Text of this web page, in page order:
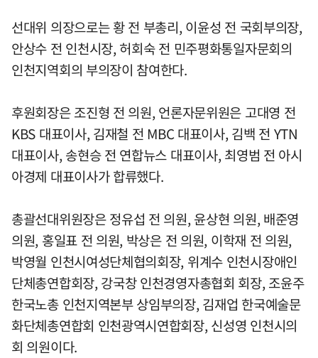
선대위 의장으로는 황 전 부총리, 이윤성 전 국회부의장,
안상수 전 인천시장, 허회숙 전 민주평화통일자문회의
인천지역회의 부의장이 참여한다.
후원회장은 조진형 전 의원, 언론자문위원은 고대영 전
KBS 대표이사, 김재철 전 MBC 대표이사, 김백 전 YTN
대표이사, 송현승 전 연합뉴스 대표이사, 최영범 전 아시
아경제 대표이사가 합류했다.
총괄선대위원장은 정유섭 전 의원, 윤상현 의원, 배준영
의원, 홍일표 전 의원, 박상은 전 의원, 이학재 전 의원,
박영월 인천시여성단체협의회장, 위계수 인천시장애인
단체총연합회장, 강국창 인천경영자총협회 회장, 조윤주
한국노총 인천지역본부 상임부의장, 김재업 한국예술문
화단체총연합회 인천광역시연합회장, 신성영 인천시의
회 의원이다.